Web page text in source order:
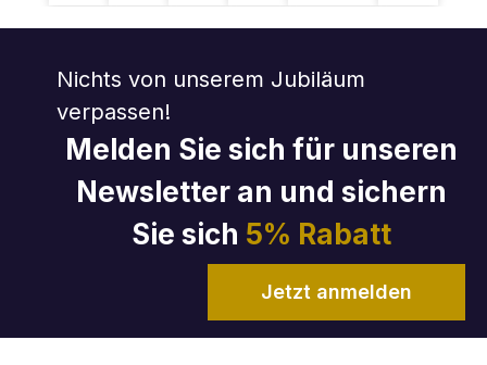
Nichts von unserem Jubiläum
verpassen!
Melden Sie sich für unseren
Newsletter an und sichern
Sie sich 5% Rabatt
Jetzt anmelden